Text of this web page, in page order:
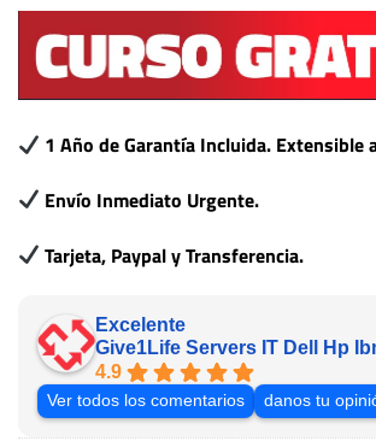
1 Año de Garantía Incluida. Extensible
Envío Inmediato Urgente.
Tarjeta, Paypal y Transferencia.
Excelente
Give1Life Servers IT Dell Hp
4.9
Ver todos los comentarios danos tu